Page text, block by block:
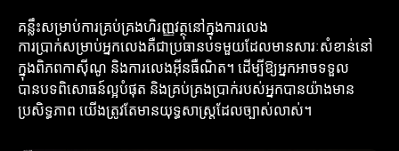
គន្លឹះសម្រាប់ការគ្រប់គ្រងហិរញ្ញវត្ថុនៅក្នុងការលេង
ការប្រាក់សម្រាប់អ្នកលេងគឺជាប្រធានបទមួយដែលមានសារៈសំខាន់នៅ
ក្នុងពិភពកាស៊ីណូ និងការលេងអ៊ីនធឺណិត។ ដើម្បីឱ្យអ្នកអាចទទួល
បានបទពិសោធន៍ល្អបំផុត និងគ្រប់គ្រងប្រាក់របស់អ្នកបានយ៉ាងមាន
ប្រសិទ្ធភាព យើងត្រូវតែមានយុទ្ធសាស្ត្រដែលច្បាស់លាស់។